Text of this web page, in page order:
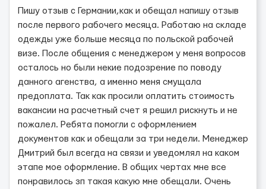
Пишу отзыв с Германии,как и обещал напишу отзыв
после первого рабочего месяца. Работаю на складе
одежды уже больше месяца по польской рабочей
визе. После общения с менеджером у меня вопросов
осталось но были некие подозрение по поводу
данного агенства, а именно меня смущала
предоплата. Так как просили оплатить стоимость
вакансии на расчетный счет я решил рискнуть и не
пожалел. Ребята помогли с оформлением
документов как и обещали за три недели. Менеджер
Дмитрий был всегда на связи и уведомлял на каком
этапе мое оформление. В общих чертах мне все
понравилось зп такая какую мне обещали. Очень